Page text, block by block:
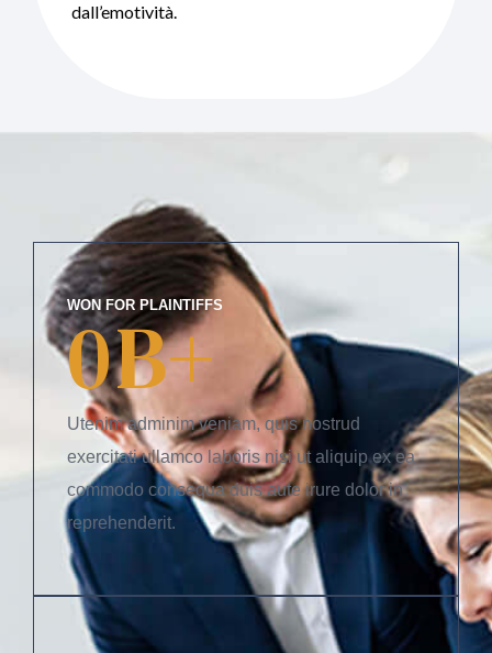
dall’emotività.
WON FOR PLAINTIFFS
0B+
Utenim adminim veniam, quis nostrud
exercitati ullamco laboris nisi ut aliquip ex ea
commodo consequa duis aute irure dolor in
reprehenderit.